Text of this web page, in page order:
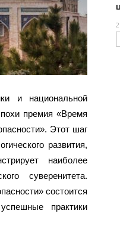
и национальной
премия «Время
Этот шаг
развития,
наиболее
суверенитета.
состоится
практики